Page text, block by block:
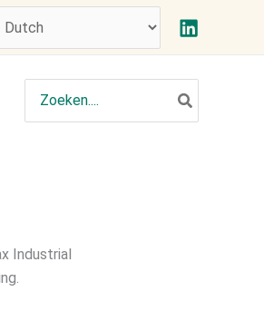
naar:
Industrial